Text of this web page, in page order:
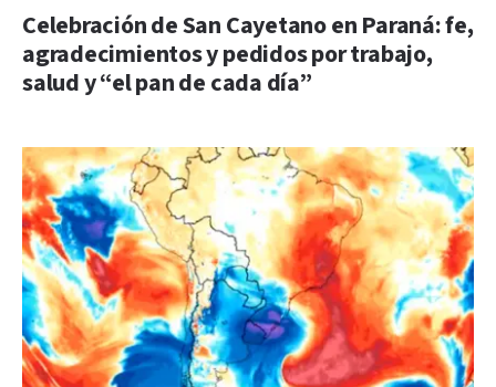
Celebración de San Cayetano en Paraná: fe,
agradecimientos y pedidos por trabajo,
salud y “el pan de cada día”